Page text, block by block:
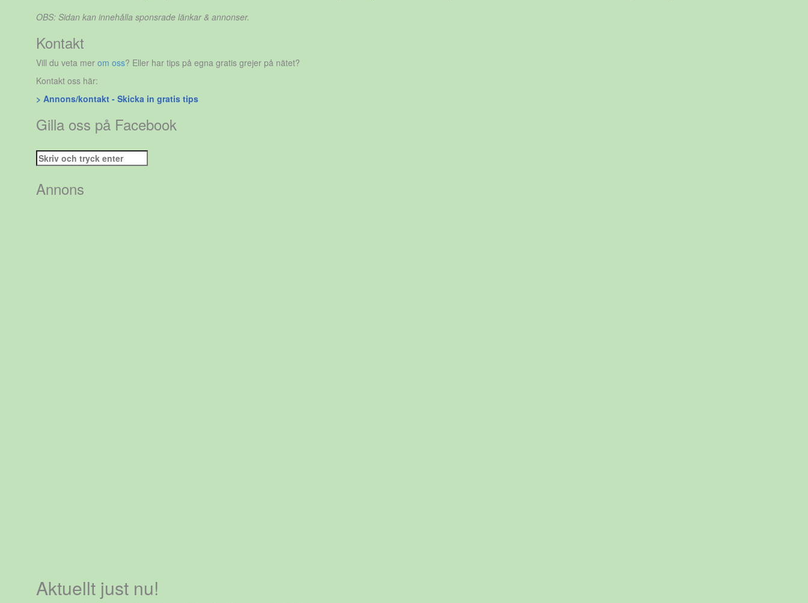
OBS: Sidan kan innehålla sponsrade länkar & annonser.
Kontakt
Vill du veta mer om oss? Eller har tips på egna gratis grejer på nätet?
Kontakt oss här:
> Annons/kontakt - Skicka in gratis tips
Gilla oss på Facebook
Sök
efter:
Annons
Aktuellt just nu!